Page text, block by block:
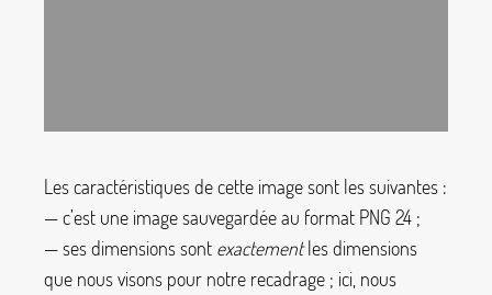
Les caractéristiques de cette image sont les suivantes :
— c’est une image sauvegardée au format PNG 24 ;
— ses dimensions sont exactementles dimensions
que nous visons pour notre recadrage ; ici, nous